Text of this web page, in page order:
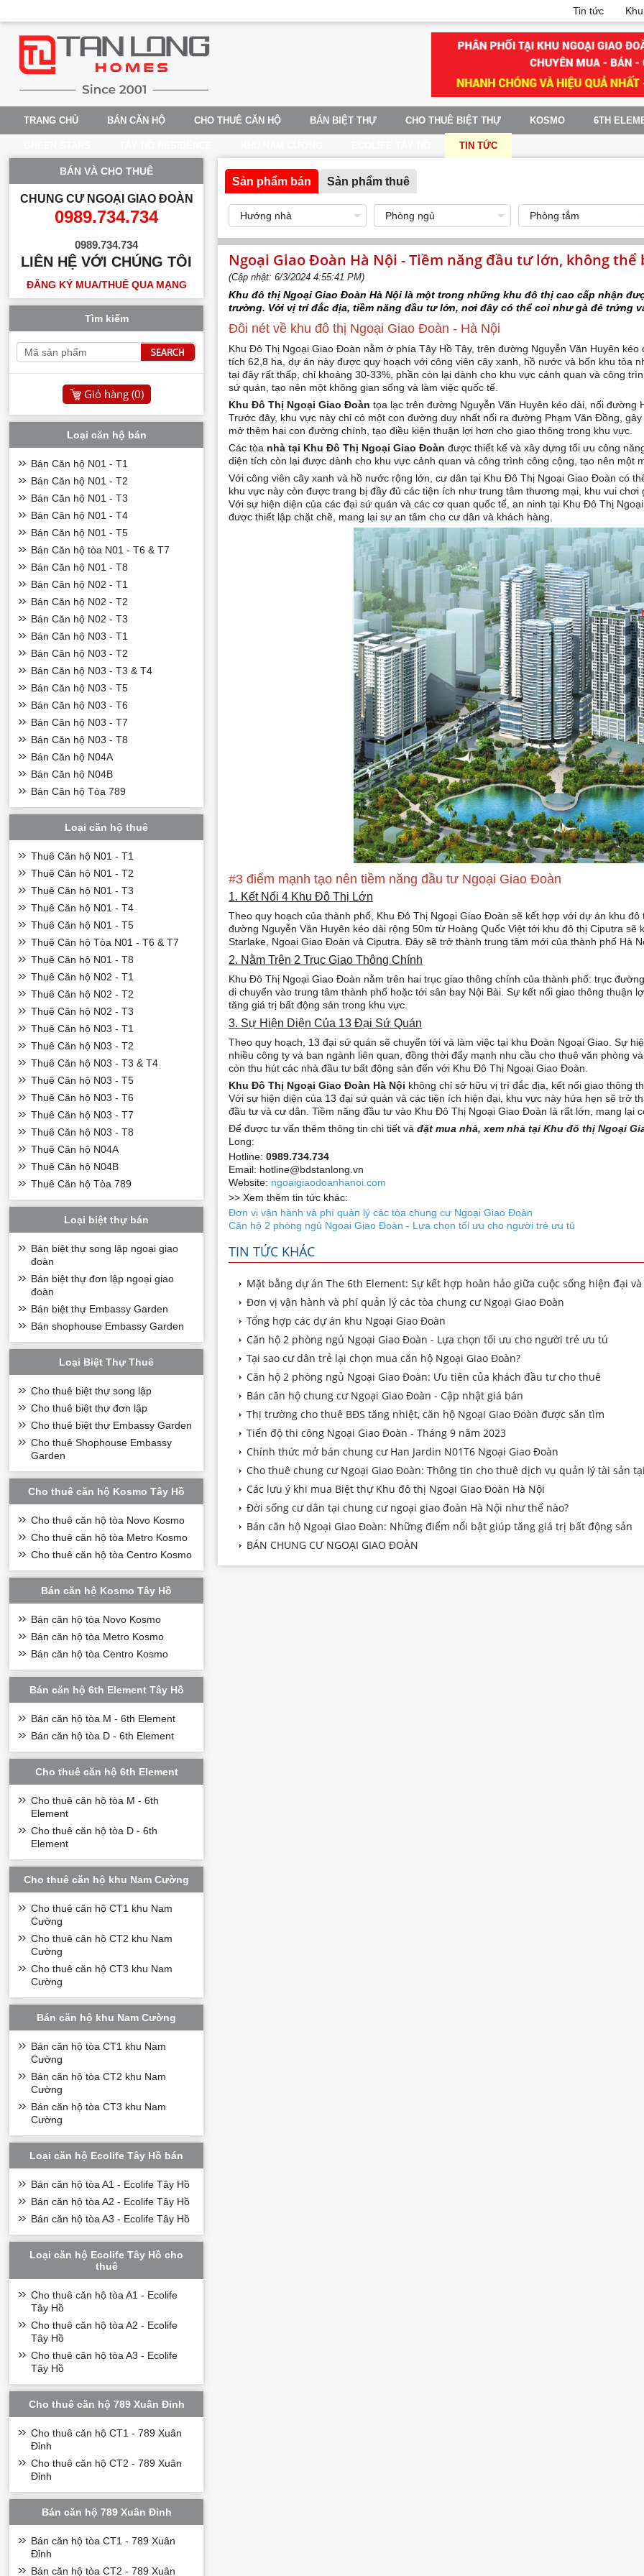
Tin tức
TRANG CHỦ BÁN CĂN HỘ CHO THUÊ CĂN HỘ BÁN BIỆT THỰ CHO THUÊ BIỆT THỰ KOSMO 6TH
TIN TỨC
Sản phẩm bán Sản phẩm thuê
Ngoại Giao Đoàn Hà Nội - Tiềm năng đầu tư lớn, không thể
(Cập nhật: 6/3/2024 4:55:41 PM)
Khu đô thị Ngoại Giao Đoàn Hà Nội là một trong những khu đô thị cao cấp nhận
trường. Với vị trí đắc địa, tiềm năng đầu tư lớn, nơi đây có thể coi như gà đẻ trứng
Đôi nét về khu đô thị Ngoại Giao Đoàn - Hà Nội
Khu Đô Thị Ngoại Giao Đoàn nằm ở phía Tây Hồ Tây, trên đường Nguyễn Văn Huyên
tích 62,8 ha, dự án này được quy hoạch với công viên cây xanh, hồ nước và bốn khu tòa
tại đây rất thấp, chỉ khoảng 30-33%, phần còn lại dành cho khu vực cảnh quan và công
sứ quán, tạo nên một không gian sống và làm việc quốc tế.
Khu Đô Thị Ngoại Giao Đoàn tọa lạc trên đường Nguyễn Văn Huyên kéo dài, nối đường
Trước đây, khu vực này chỉ có một con đường duy nhất nối ra đường Phạm Văn Đồng,
mở thêm hai con đường chính, tạo điều kiện thuận lợi hơn cho giao thông trong khu vực.
Các tòa nhà tại Khu Đô Thị Ngoại Giao Đoàn được thiết kế và xây dựng tối ưu công
diện tích còn lại được dành cho khu vực cảnh quan và công trình công cộng, tạo nên một
Với công viên cây xanh và hồ nước rộng lớn, cư dân tại Khu Đô Thị Ngoại Giao Đoàn có
khu vực này còn được trang bị đầy đủ các tiện ích như trung tâm thương mại, khu vui
Với sự hiện diện của các đại sứ quán và các cơ quan quốc tế, an ninh tại Khu Đô Thị
được thiết lập chặt chẽ, mang lại sự an tâm cho cư dân và khách hàng.
#3 điểm mạnh tạo nên tiềm năng đầu tư Ngoại Giao Đoàn
1. Kết Nối 4 Khu Đô Thị Lớn
Theo quy hoạch của thành phố, Khu Đô Thị Ngoại Giao Đoàn sẽ kết hợp với dự án khu
đường Nguyễn Văn Huyên kéo dài rộng 50m từ Hoàng Quốc Việt tới khu đô thị Ciputra
Starlake, Ngoại Giao Đoàn và Ciputra. Đây sẽ trở thành trung tâm mới của thành phố Hà
2. Nằm Trên 2 Trục Giao Thông Chính
Khu Đô Thị Ngoại Giao Đoàn nằm trên hai trục giao thông chính của thành phố: trục
di chuyển vào trung tâm thành phố hoặc tới sân bay Nội Bài. Sự kết nối giao thông thuận
tăng giá trị bất động sản trong khu vực.
3. Sự Hiện Diện Của 13 Đại Sứ Quán
Theo quy hoạch, 13 đại sứ quán sẽ chuyển tới và làm việc tại khu Đoàn Ngoại Giao. Sự
nhiều công ty và ban ngành liên quan, đồng thời đẩy mạnh nhu cầu cho thuê văn phòng
còn thu hút các nhà đầu tư bất động sản đến với Khu Đô Thị Ngoại Giao Đoàn.
Khu Đô Thị Ngoại Giao Đoàn Hà Nội không chỉ sở hữu vị trí đắc địa, kết nối giao thông
Với sự hiện diện của 13 đại sứ quán và các tiện ích hiện đại, khu vực này hứa hẹn sẽ trở
đầu tư và cư dân. Tiềm năng đầu tư vào Khu Đô Thị Ngoại Giao Đoàn là rất lớn, mang lại
Để được tư vấn thêm thông tin chi tiết và đặt mua nhà, xem nhà tại Khu đô thị Ngoại
Long:
Hotline:0989.734.734
Email: hotline@bdstanlong.vn
Website: ngoaigiaodoanhanoi.com
>> Xem thêm tin tức khác:
Đơn vị vận hành và phí quản lý các tòa chung cư Ngoại Giao Đoàn
Căn hộ 2 phòng ngủ Ngoại Giao Đoàn - Lựa chọn tối ưu cho người trẻ ưu tú
TIN TỨC KHÁC
Mặt bằng dự án The 6th Element: Sự kết hợp hoàn hảo giữa cuộc sống hiện đại
Đơn vị vận hành và phí quản lý các tòa chung cư Ngoại Giao Đoàn
Tổng hợp các dự án khu Ngoại Giao Đoàn
Căn hộ 2 phòng ngủ Ngoại Giao Đoàn - Lựa chọn tối ưu cho người trẻ ưu tú
Tại sao cư dân trẻ lại chọn mua căn hộ Ngoại Giao Đoàn?
Căn hộ 2 phòng ngủ Ngoại Giao Đoàn: Ưu tiên của khách đầu tư cho thuê
Bán căn hộ chung cư Ngoại Giao Đoàn - Cập nhật giá bán
Thị trường cho thuê BĐS tăng nhiệt, căn hộ Ngoại Giao Đoàn được săn tìm
Tiến độ thi công Ngoại Giao Đoàn - Tháng 9 năm 2023
Chính thức mở bán chung cư Han Jardin N01T6 Ngoại Giao Đoàn
Cho thuê chung cư Ngoại Giao Đoàn: Thông tin cho thuê dịch vụ quản lý tài sản
Các lưu ý khi mua Biệt thự Khu đô thị Ngoại Giao Đoàn Hà Nội
Đời sống cư dân tại chung cư ngoại giao đoàn Hà Nội như thế nào?
Bán căn hộ Ngoại Giao Đoàn: Những điểm nổi bật giúp tăng giá trị bất động sản
BÁN CHUNG CƯ NGOẠI GIAO ĐOÀN
BÁN VÀ CHO THUÊ
CHUNG CƯ NGOẠI GIAO ĐOÀN
0989.734.734
0989.734.734
LIÊN HỆ VỚI CHÚNG TÔI
ĐĂNG KÝ MUA/THUÊ QUA MẠNG
Tìm kiếm
Giỏ hàng (0)
Loại căn hộ bán
Bán Căn hộ N01 - T1
Bán Căn hộ N01 - T2
Bán Căn hộ N01 - T3
Bán Căn hộ N01 - T4
Bán Căn hộ N01 - T5
Bán Căn hộ tòa N01 - T6 & T7
Bán Căn hộ N01 - T8
Bán Căn hộ N02 - T1
Bán Căn hộ N02 - T2
Bán Căn hộ N02 - T3
Bán Căn hộ N03 - T1
Bán Căn hộ N03 - T2
Bán Căn hộ N03 - T3 & T4
Bán Căn hộ N03 - T5
Bán Căn hộ N03 - T6
Bán Căn hộ N03 - T7
Bán Căn hộ N03 - T8
Bán Căn hộ N04A
Bán Căn hộ N04B
Bán Căn hộ Tòa 789
Loại căn hộ thuê
Thuê Căn hộ N01 - T1
Thuê Căn hộ N01 - T2
Thuê Căn hộ N01 - T3
Thuê Căn hộ N01 - T4
Thuê Căn hộ N01 - T5
Thuê Căn hộ Tòa N01 - T6 & T7
Thuê Căn hộ N01 - T8
Thuê Căn hộ N02 - T1
Thuê Căn hộ N02 - T2
Thuê Căn hộ N02 - T3
Thuê Căn hộ N03 - T1
Thuê Căn hộ N03 - T2
Thuê Căn hộ N03 - T3 & T4
Thuê Căn hộ N03 - T5
Thuê Căn hộ N03 - T6
Thuê Căn hộ N03 - T7
Thuê Căn hộ N03 - T8
Thuê Căn hộ N04A
Thuê Căn hộ N04B
Thuê Căn hộ Tòa 789
Loại biệt thự bán
Bán biệt thự song lập ngoại giao
đoàn
Bán biệt thự đơn lập ngoại giao
đoàn
Bán biệt thự Embassy Garden
Bán shophouse Embassy Garden
Loại Biệt Thự Thuê
Cho thuê biệt thự song lập
Cho thuê biệt thự đơn lập
Cho thuê biệt thự Embassy Garden
Cho thuê Shophouse Embassy
Garden
Cho thuê căn hộ Kosmo Tây Hồ
Cho thuê căn hộ tòa Novo Kosmo
Cho thuê căn hộ tòa Metro Kosmo
Cho thuê căn hộ tòa Centro Kosmo
Bán căn hộ Kosmo Tây Hồ
Bán căn hộ tòa Novo Kosmo
Bán căn hộ tòa Metro Kosmo
Bán căn hộ tòa Centro Kosmo
Bán căn hộ 6th Element Tây Hồ
Bán căn hộ tòa M - 6th Element
Bán căn hộ tòa D - 6th Element
Cho thuê căn hộ 6th Element
Cho thuê căn hộ tòa M - 6th
Element
Cho thuê căn hộ tòa D - 6th
Element
Cho thuê căn hộ khu Nam Cường
Cho thuê căn hộ CT1 khu Nam
Cường
Cho thuê căn hộ CT2 khu Nam
Cường
Cho thuê căn hộ CT3 khu Nam
Cường
Bán căn hộ khu Nam Cường
Bán căn hộ tòa CT1 khu Nam
Cường
Bán căn hộ tòa CT2 khu Nam
Cường
Bán căn hộ tòa CT3 khu Nam
Cường
Loại căn hộ Ecolife Tây Hồ bán
Bán căn hộ tòa A1 - Ecolife Tây Hồ
Bán căn hộ tòa A2 - Ecolife Tây Hồ
Bán căn hộ tòa A3 - Ecolife Tây Hồ
Loại căn hộ Ecolife Tây Hồ cho
thuê
Cho thuê căn hộ tòa A1 - Ecolife
Tây Hồ
Cho thuê căn hộ tòa A2 - Ecolife
Tây Hồ
Cho thuê căn hộ tòa A3 - Ecolife
Tây Hồ
Cho thuê căn hộ 789 Xuân Đỉnh
Cho thuê căn hộ CT1 - 789 Xuân
Đỉnh
Cho thuê căn hộ CT2 - 789 Xuân
Đỉnh
Bán căn hộ 789 Xuân Đỉnh
Bán căn hộ tòa CT1 - 789 Xuân
Đỉnh
Bán căn hộ tòa CT2 - 789 Xuân